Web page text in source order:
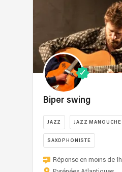
Biper swing
JAZZ JAZZ MANOUCHE
SAXOPHONISTE
Swing
acoustique
Réponse en moins de 1h